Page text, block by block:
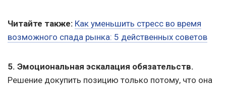
Читайте также: Как уменьшить стресс во время
возможного спада рынка: 5 действенных советов
5. Эмоциональная эскалация обязательств.
Решение докупить позицию только потому, что она